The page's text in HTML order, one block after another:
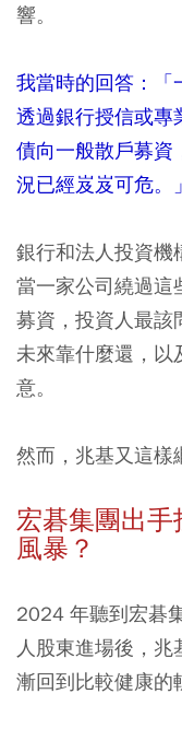
響。
我當時的回答：「
透過銀行授信或專
債向一般散戶募資
況已經岌岌可危。」
銀行和法人投資機
當一家公司繞過這
募資，投資人最該
未來靠什麼還，以
意。
然而，兆基又這樣
宏碁集團出
風暴？
2024 年聽到宏碁
人股東進場後，
漸回到比較健康的